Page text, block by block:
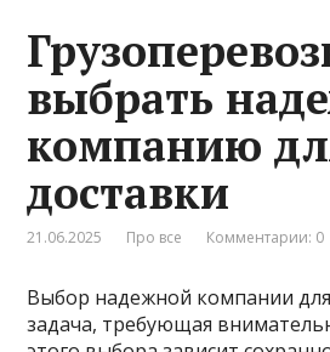
выбрать
компанию
доставки
21.06.2025 Про все Комментарии: 0
Выбор надежной компании
задача, требующая